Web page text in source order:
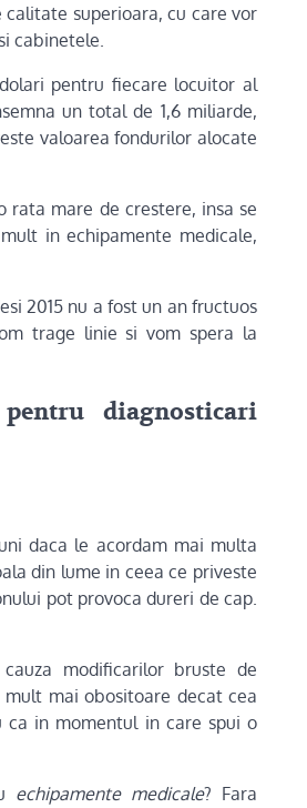
superioara, cu care vor
cabinetele.
pentru fiecare locuitor al
un total de 1,6 miliarde,
valoarea fondurilor alocate
rata mare de crestere, insa se
in echipamente medicale,
2015 nu a fost un an fructuos
trage linie si vom spera la
diagnosticari
daca le acordam mai multa
din lume in ceea ce priveste
pot provoca dureri de cap.
modificarilor bruste de
mai obositoare decat cea
ca in momentul in care spui o
echipamente medicale? Fara